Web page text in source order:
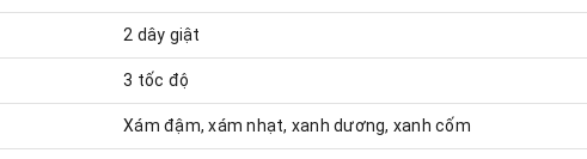
2 dây giật
3 tốc độ
Xám đậm, xám nhạt, xanh dương, xanh cốm